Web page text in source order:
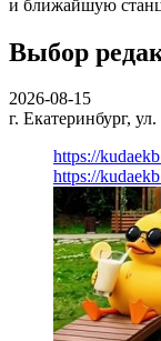
и ближайшую
Выбор
2026-08-15
г. Екатеринбург,
https://
https://